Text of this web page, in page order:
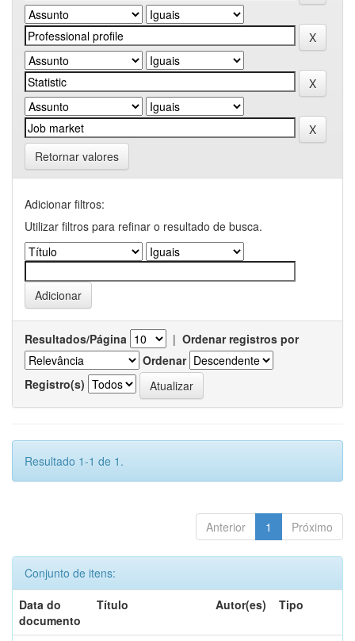
Retornar valores
Adicionar filtros:
Utilizar filtros para refinar o resultado de busca.
Resultados/Página | Ordenar registros por
Ordenar
Registro(s)
Resultado 1-1 de 1.
Anterior 1 Próximo
Conjunto de itens:
Data do
documento
Título Autor(es) Tipo